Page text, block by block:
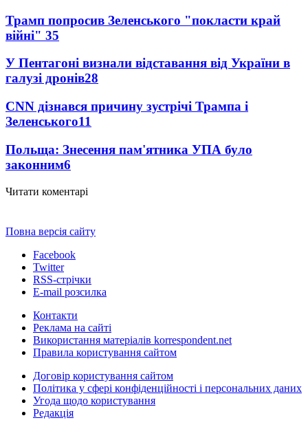
Трамп попросив Зеленського "покласти край
війні" 35
У Пентагоні визнали відставання від України в
галузі дронів28
CNN дізнався причину зустрічі Трампа і
Зеленського11
Польща: Знесення пам'ятника УПА було
законним6
Читати коментарі
Повна версія сайту
Facebook
Twitter
RSS-стрічки
E-mail розсилка
Контакти
Реклама на сайті
Використання матеріалів korrespondent.net
Правила користування сайтом
Договір користування сайтом
Політика у сфері конфіденційності і персональних даних
Угода щодо користування
Редакція